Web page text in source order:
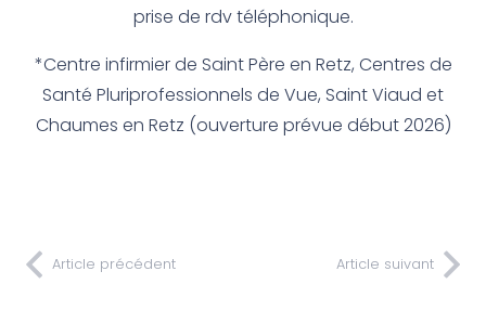
prise de rdv téléphonique.
*Centre infirmier de Saint Père en Retz, Centres de
Santé Pluriprofessionnels de Vue, Saint Viaud et
Chaumes en Retz (ouverture prévue début 2026)
Article précédent Article suivant